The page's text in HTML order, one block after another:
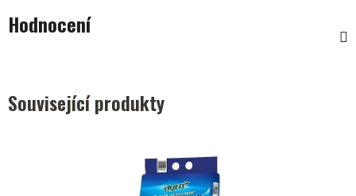
Hodnocení
Související produkty